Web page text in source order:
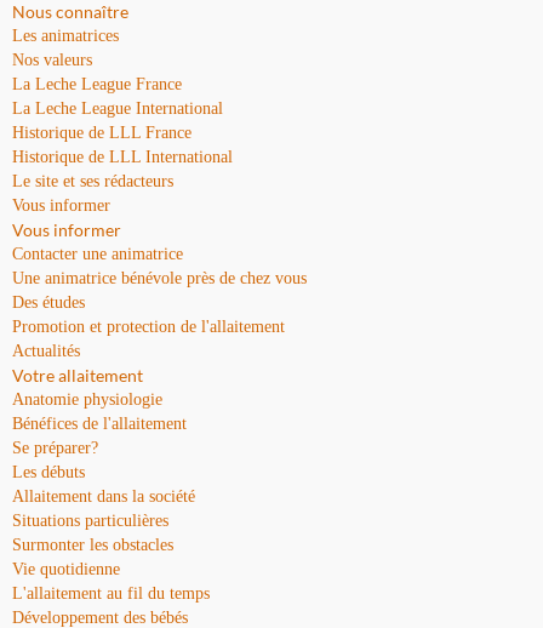
Nous connaître
Les animatrices
Nos valeurs
La Leche League France
La Leche League International
Historique de LLL France
Historique de LLL International
Le site et ses rédacteurs
Vous informer
Vous informer
Contacter une animatrice
Une animatrice bénévole près de chez vous
Des études
Promotion et protection de l'allaitement
Actualités
Votre allaitement
Anatomie physiologie
Bénéfices de l'allaitement
Se préparer?
Les débuts
Allaitement dans la société
Situations particulières
Surmonter les obstacles
Vie quotidienne
L'allaitement au fil du temps
Développement des bébés